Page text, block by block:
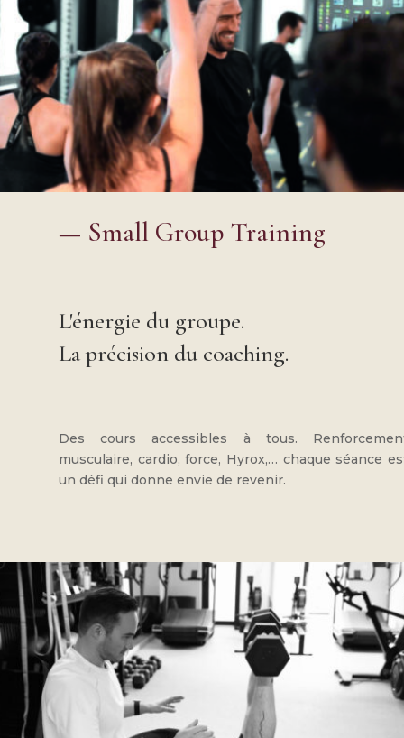
— Small Group Training
L'énergie du groupe.
La précision du coaching.
Des cours accessibles à tous.
musculaire, cardio, force, Hyrox,… chaque séance
un défi qui donne envie de revenir.